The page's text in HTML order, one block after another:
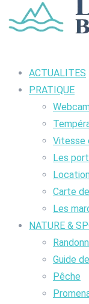
ACTUALITES
PRATIQUE
Vitesse
Les
Carte
Les
NATURE &
Guide
Pêche